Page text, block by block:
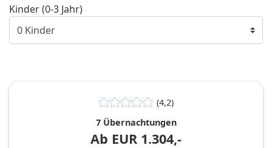
Kinder (0-3 Jahr)
(4,2)
7 Übernachtungen
Ab EUR 1.304,-